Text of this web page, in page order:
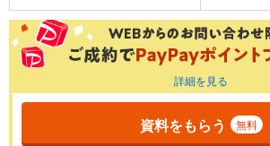
詳細を見る
資料をもらう 無料